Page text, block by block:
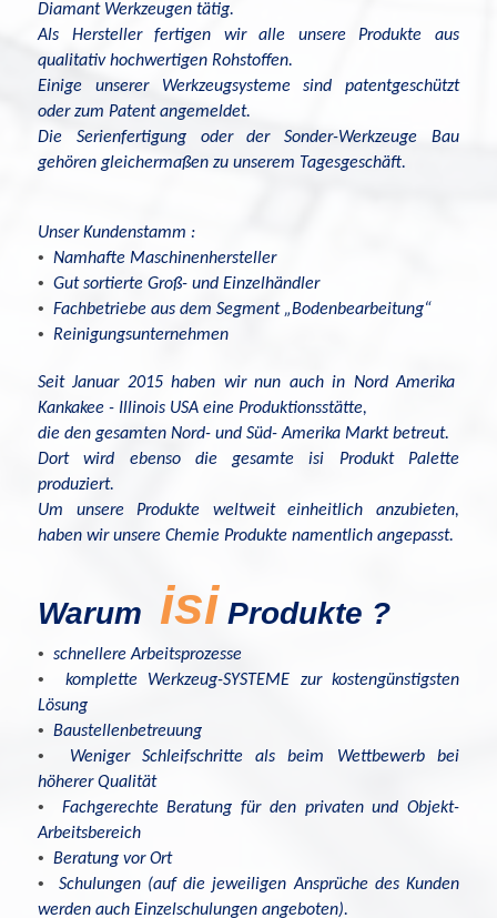
Diamant Werkzeugen tätig.
Als Hersteller fertigen wir alle unsere Produkte aus
qualitativ hochwertigen Rohstoffen.
Einige
unserer Werkzeugsysteme
sind patentgeschützt
oder zum Patent angemeldet.
Die Serienfertigung oder der
Sonder-Werkzeuge Bau
gehören gleichermaßen zu unserem Tagesgeschäft.
Unser Kundenstamm :
• Namhafte Maschinenhersteller
• Gut sortierte Groß- und Einzelhändler
• Fachbetriebe aus dem Segment „Bodenbearbeitung“
• Reinigungsunternehmen
Seit Januar 2015 haben wir nun auch in Nord Amerika
Kankakee - Illinois USA eine Produktionsstätte,
die den gesamten Nord- und Süd- Amerika Markt betreut.
Dort wird ebenso die gesamte
isi
Produkt Palette
produziert.
Um unsere Produkte weltweit einheitlich anzubieten,
haben wir unsere Chemie Produkte namentlich angepasst.
Warum isi Produkte ?
• schnellere Arbeitsprozesse
• komplette Werkzeug-SYSTEME zur kostengünstigsten
Lösung
• Baustellenbetreuung
• Weniger Schleifschritte als beim Wettbewerb bei
höherer Qualität
• Fachgerechte Beratung für den privaten und Objekt-
Arbeitsbereich
• Beratung vor Ort
• Schulungen (auf die jeweiligen Ansprüche des Kunden
werden auch Einzelschulungen angeboten).